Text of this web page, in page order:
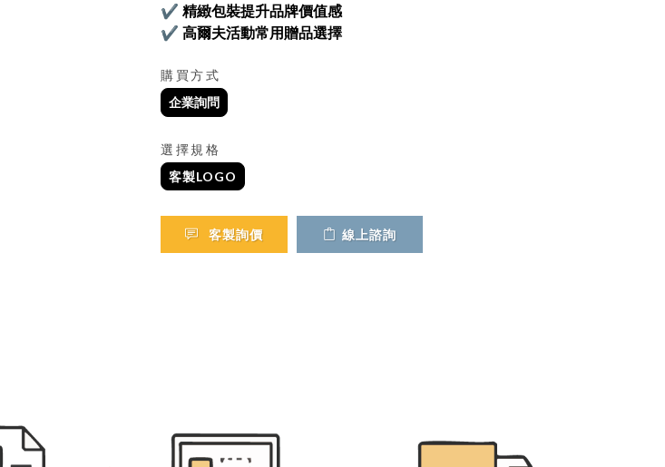
✔ 精緻包裝提升品牌價值感
✔ 高爾夫活動常用贈品選擇
購買方式
企業詢問
選擇規格
客製LOGO
客製詢價 線上諮詢